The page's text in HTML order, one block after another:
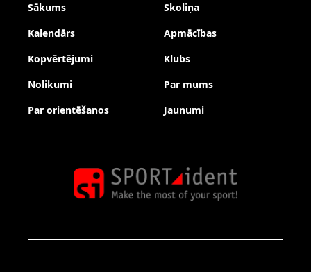
Sākums
Kalendārs
Kopvērtējumi
Nolikumi
Par orientēšanos
Skoliņa
Apmācības
Klubs
Par mums
Jaunumi